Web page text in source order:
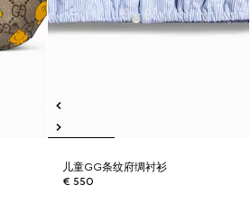
儿童GG条纹府绸衬衫
€ 550